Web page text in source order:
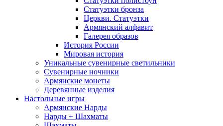
Статуэтки бронза
Церкви. Статуэтки
Армянский алфавит
Галерея образов
История России
Мировая история
Уникальные сувенирные светильники
Сувенирные ночники
Армянские монеты
Деревянные изделия
Настольные игры
Армянские Нарды
Нарды + Шахматы